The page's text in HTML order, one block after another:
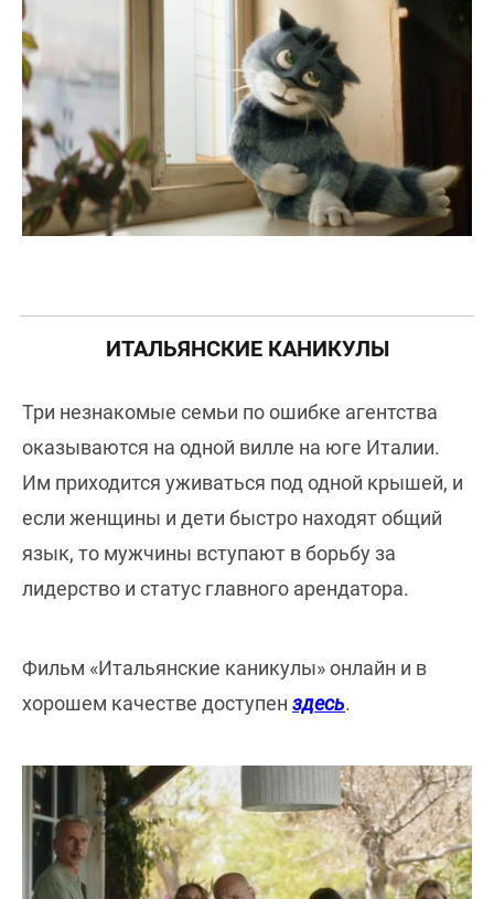
ИТАЛЬЯНСКИЕ КАНИКУЛЫ
Три незнакомые семьи по ошибке агентства
оказываются на одной вилле на юге Италии.
Им приходится уживаться под одной крышей, и
если женщины и дети быстро находят общий
язык, то мужчины вступают в борьбу за
лидерство и статус главного арендатора.
Фильм «Итальянские каникулы» онлайн и в
хорошем качестве доступен здесь.